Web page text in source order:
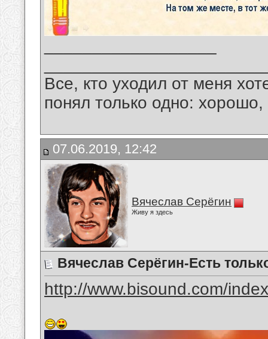
Все, кто уходил от меня
понял только одно:
07.06.2019, 12:42
Вячеслав Серёгин
Живу я здесь
Вячеслав Серёгин-Есть
http://www.bisound.com/